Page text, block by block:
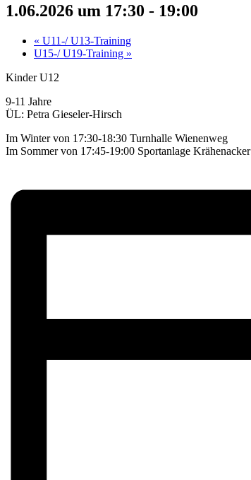
1.06.2026 um 17:30 - 19:00
« U11-/ U13-Training
U15-/ U19-Training »
Kinder U12
9-11 Jahre
ÜL: Petra Gieseler-Hirsch
Im Winter von 17:30-18:30 Turnhalle Wienenweg
Im Sommer von 17:45-19:00 Sportanlage Krähenacker